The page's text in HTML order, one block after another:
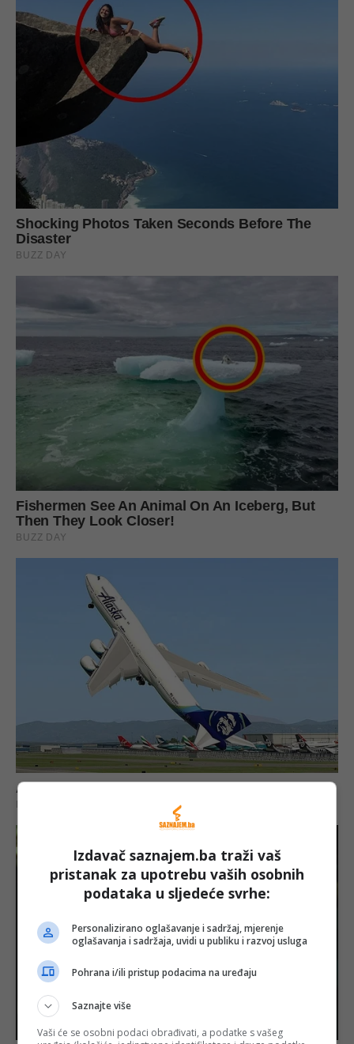
Izdavač saznajem.ba traži vaš
pristanak za upotrebu vaših osobnih
podataka u sljedeće svrhe:
Personalizirano oglašavanje i sadržaj, mjerenje
oglašavanja i sadržaja, uvidi u publiku i razvoj usluga
Pohrana i/ili pristup podacima na uređaju
Saznajte više
Vaši će se osobni podaci obrađivati, a podatke s vašeg